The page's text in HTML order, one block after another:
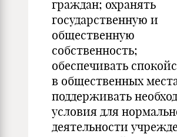
граждан; охранять
государственную и
общественную
собственность;
обеспечивать
в общественных
поддерживать
условия для
деятельности